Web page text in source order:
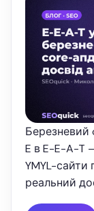
Березневий
E в E-E-A-T
YMYL-сайти
реальний